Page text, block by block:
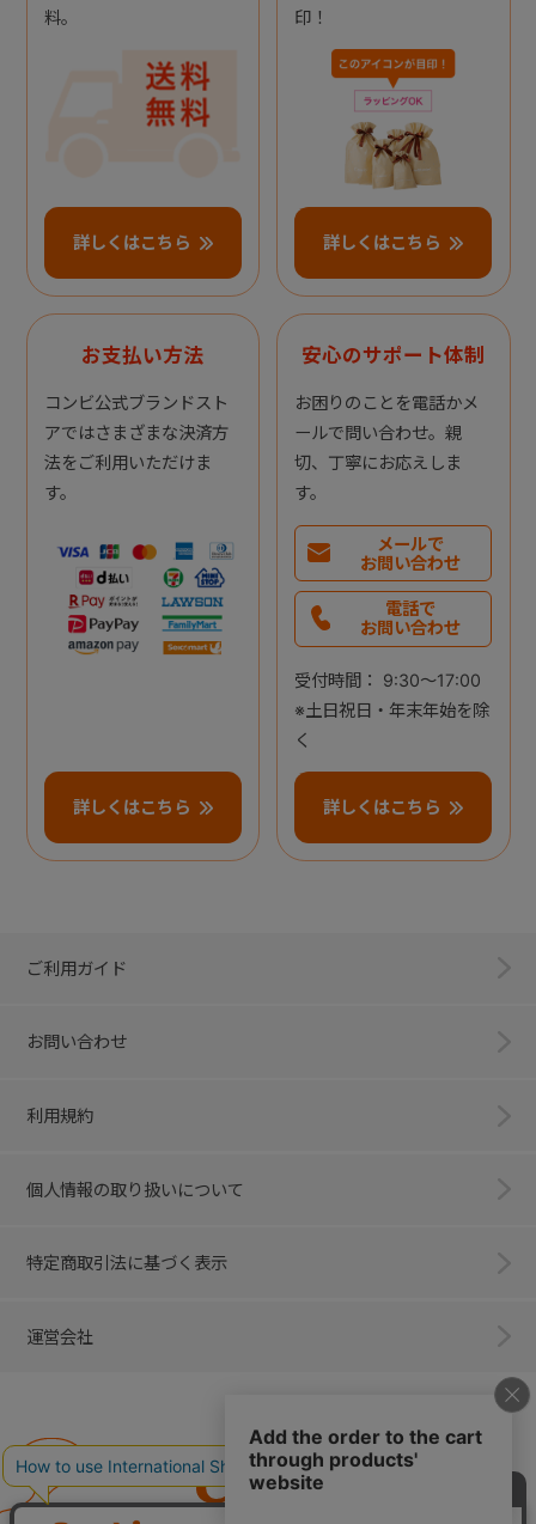
料。
詳しくはこちら
印！
詳しくはこちら
お支払い方法
コンビ公式ブランドスト
アではさまざまな決済方
法をご利用いただけま
す。
詳しくはこちら
安心のサポート体制
お困りのことを電話かメ
ールで問い合わせ。親
切、丁寧にお応えしま
す。
メールで
お問い合わせ
電話で
お問い合わせ
受付時間： 9:30～17:00
※土日祝日・年末年始を除
く
詳しくはこちら
ご利用ガイド
お問い合わせ
利用規約
個人情報の取り扱いについて
特定商取引法に基づく表示
運営会社